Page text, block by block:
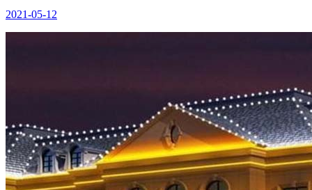
2021-05-12